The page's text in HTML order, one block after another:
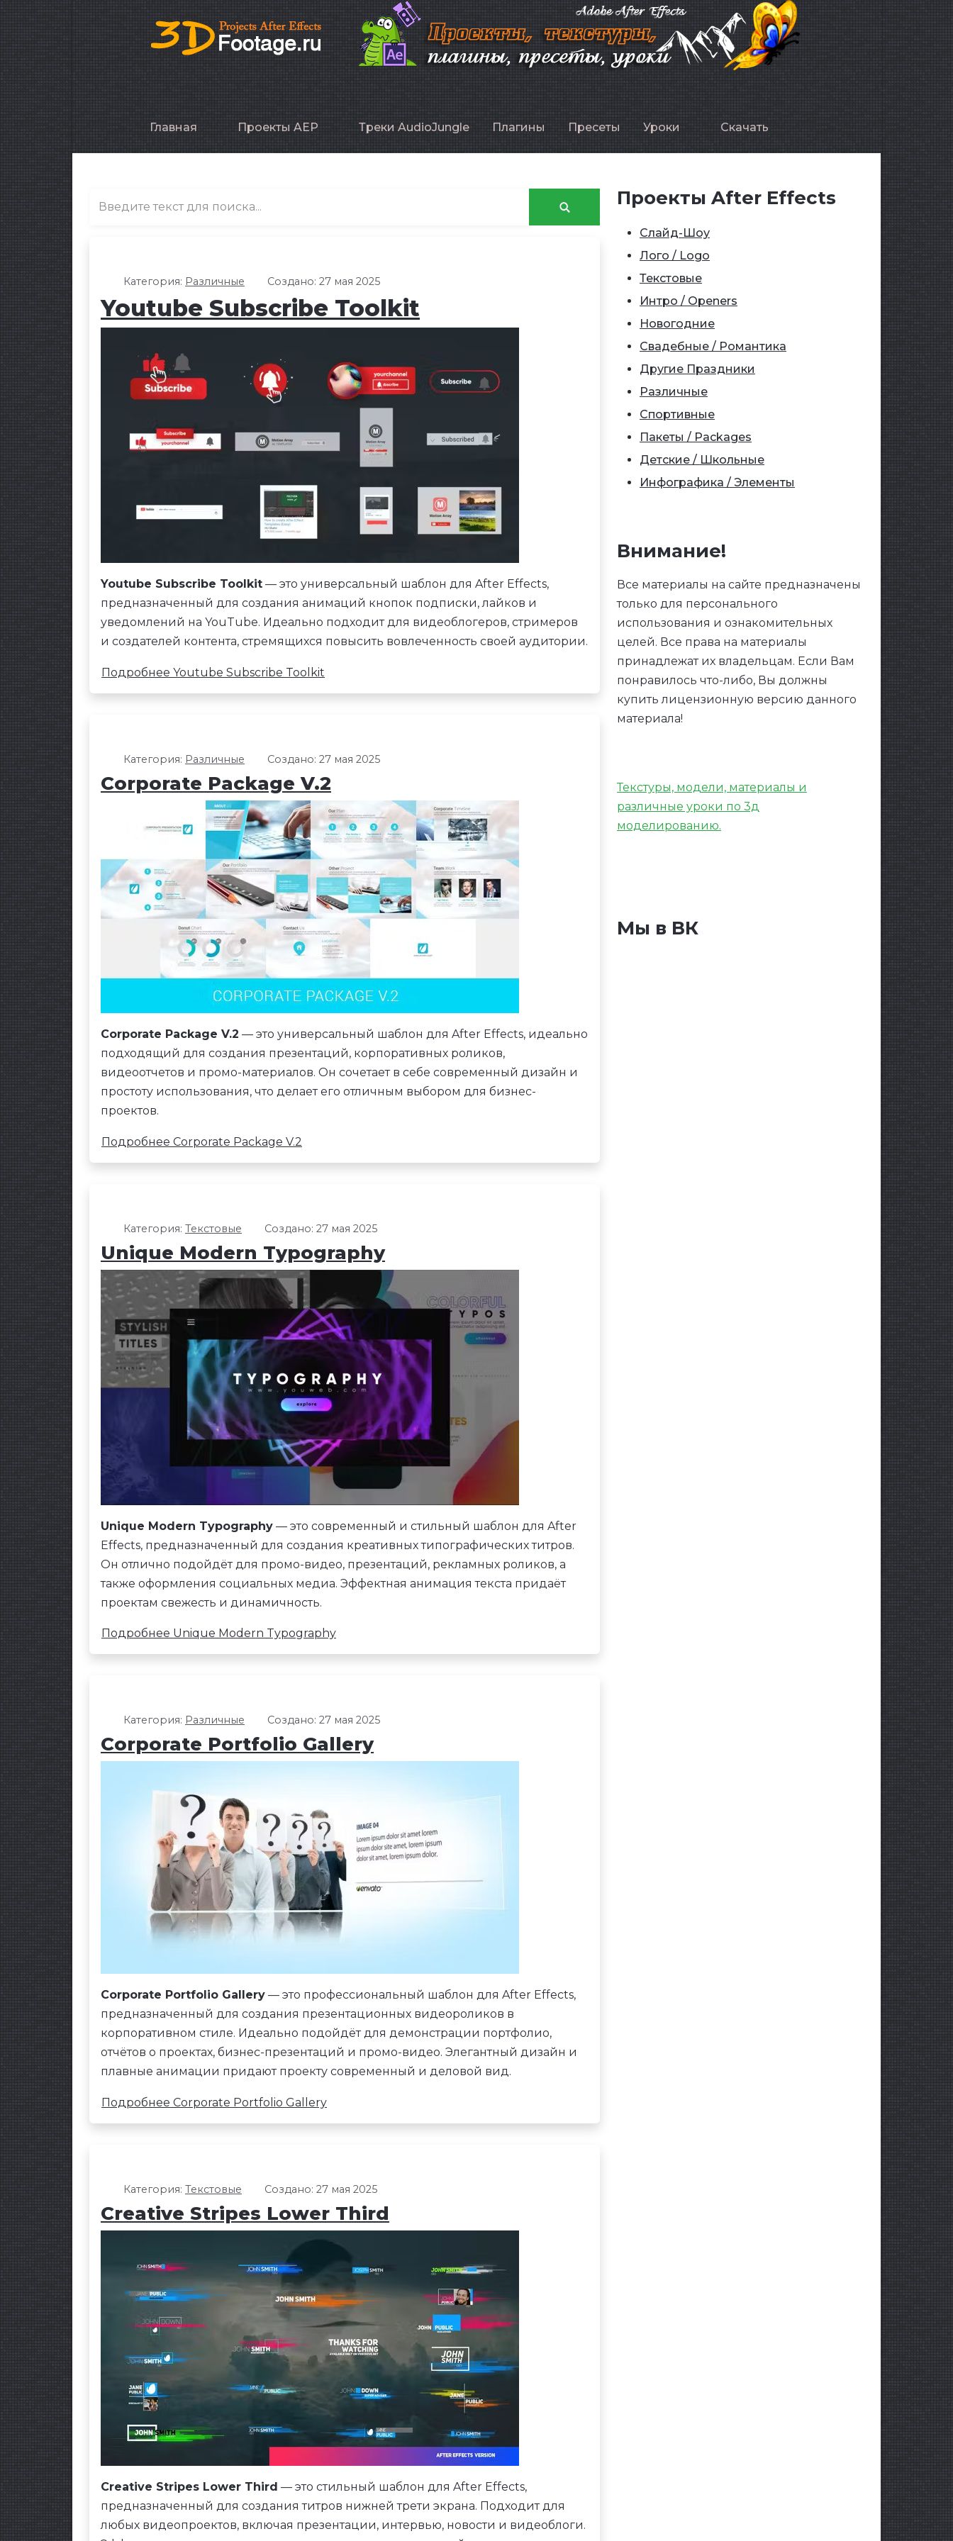
Главная Проекты AEP Треки AudioJungle Плагины Пресеты Уроки Скачать
Категория: Различные Создано: 27 мая 2025
Youtube Subscribe Toolkit
Youtube Subscribe Toolkit — это универсальный шаблон для After Effects,
предназначенный для создания анимаций кнопок подписки, лайков и
уведомлений на YouTube. Идеально подходит для видеоблогеров, стримеров
и создателей контента, стремящихся повысить вовлеченность своей аудитории.
Подробнее Youtube Subscribe Toolkit
Категория: Различные Создано: 27 мая 2025
Corporate Package V.2
Corporate Package V.2 — это универсальный шаблон для After Effects, идеально
подходящий для создания презентаций, корпоративных роликов,
видеоотчетов и промо-материалов. Он сочетает в себе современный дизайн и
простоту использования, что делает его отличным выбором для бизнес-
проектов.
Подробнее Corporate Package V.2
Категория: Текстовые Создано: 27 мая 2025
Unique Modern Typography
Unique Modern Typography — это современный и стильный шаблон для After
Effects, предназначенный для создания креативных типографических титров.
Он отлично подойдёт для промо-видео, презентаций, рекламных роликов, а
также оформления социальных медиа. Эффектная анимация текста придаёт
проектам свежесть и динамичность.
Подробнее Unique Modern Typography
Категория: Различные Создано: 27 мая 2025
Corporate Portfolio Gallery
Corporate Portfolio Gallery — это профессиональный шаблон для After Effects,
предназначенный для создания презентационных видеороликов в
корпоративном стиле. Идеально подойдёт для демонстрации портфолио,
отчётов о проектах, бизнес-презентаций и промо-видео. Элегантный дизайн и
плавные анимации придают проекту современный и деловой вид.
Подробнее Corporate Portfolio Gallery
Категория: Текстовые Создано: 27 мая 2025
Creative Stripes Lower Third
Creative Stripes Lower Third — это стильный шаблон для After Effects,
предназначенный для создания титров нижней трети экрана. Подходит для
любых видеопроектов, включая презентации, интервью, новости и видеоблоги.
Проекты After Effects
Слайд-Шоу
Лого / Logo
Текстовые
Интро / Openers
Новогодние
Свадебные / Романтика
Другие Праздники
Различные
Спортивные
Пакеты / Packages
Детские / Школьные
Инфографика / Элементы
Внимание!
Все материалы на сайте предназначены
только для персонального
использования и ознакомительных
целей. Все права на материалы
принадлежат их владельцам. Если Вам
понравилось что-либо, Вы должны
купить лицензионную версию данного
материала!
Текстуры, модели, материалы и
различные уроки по 3д
моделированию.
Мы в ВК